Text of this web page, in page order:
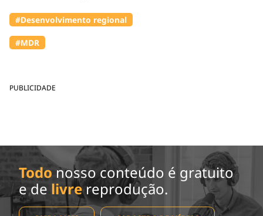
PUBLICIDADE
#Desenvolvimento regional
#MDR
Todo nosso conteúdo é gratuito
e de livrereprodução.